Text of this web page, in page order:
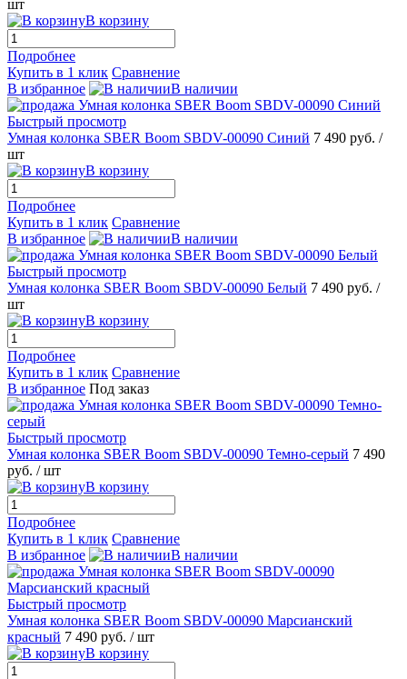
шт
В корзину
Подробнее
Купить в 1 клик Сравнение
В избранное
В наличии
Быстрый просмотр
Умная колонка SBER Boom SBDV-00090 Синий 7 490 руб. /
шт
В корзину
Подробнее
Купить в 1 клик Сравнение
В избранное
В наличии
Быстрый просмотр
Умная колонка SBER Boom SBDV-00090 Белый 7 490 руб. /
шт
В корзину
Подробнее
Купить в 1 клик Сравнение
В избранное Под заказ
Быстрый просмотр
Умная колонка SBER Boom SBDV-00090 Темно-серый 7 490
руб. / шт
В корзину
Подробнее
Купить в 1 клик Сравнение
В избранное
В наличии
Быстрый просмотр
Умная колонка SBER Boom SBDV-00090 Марсианский
красный 7 490 руб. / шт
В корзину